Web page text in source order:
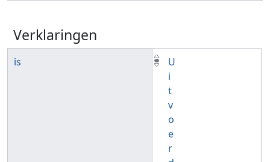
Verklaringen
is
U
i
t
v
o
e
r